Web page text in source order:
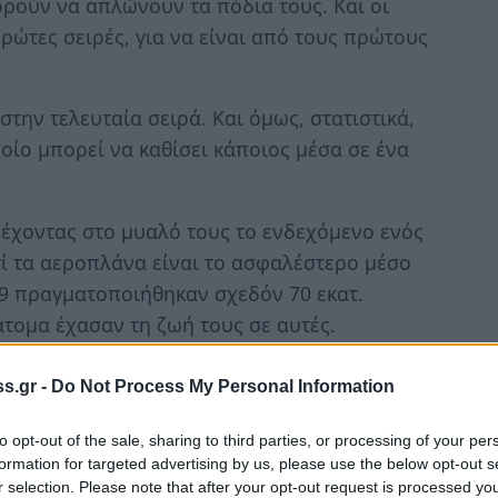
- Do Not Process My Personal Information
opt-out of the sale, sharing to third parties, or processing of your
for targeted advertising by us, please use the below opt-out
selection. Please note that after your opt-out request is processed
σειρές, για να είναι από τους πρώτους
τελευταία σειρά. Και όμως, στατιστικά,
μπορεί να καθίσει κάποιος μέσα σε ένα
στο μυαλό τους το ενδεχόμενο ενός
τα αεροπλάνα είναι το ασφαλέστερο μέσο
σχεδόν 70 εκατ.
έχασαν τη ζωή τους σε αυτές.
Council, οι πιθανότητες να πεθάνει
στις 205.552. Αντίστοιχα στο
σημασία στα θανατηφόρα δυστυχήματα